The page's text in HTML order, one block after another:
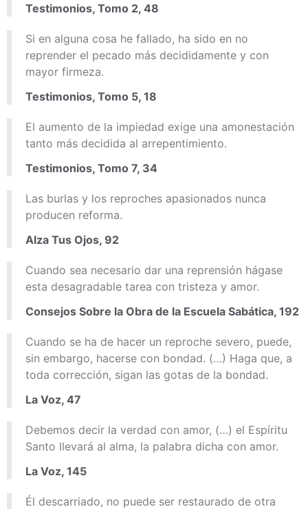
Testimonios, Tomo 2, 48
Si en alguna cosa he fallado, ha sido en no
reprender el pecado más decididamente y con
mayor firmeza.
Testimonios, Tomo 5, 18
El aumento de la impiedad exige una amonestación
tanto más decidida al arrepentimiento.
Testimonios, Tomo 7, 34
Las burlas y los reproches apasionados nunca
producen reforma.
Alza Tus Ojos, 92
Cuando sea necesario dar una reprensión hágase
esta desagradable tarea con tristeza y amor.
Consejos Sobre la Obra de la Escuela Sabática, 192
Cuando se ha de hacer un reproche severo, puede,
sin embargo, hacerse con bondad. (…) Haga que, a
toda corrección, sigan las gotas de la bondad.
La Voz, 47
Debemos decir la verdad con amor, (…) el Espíritu
Santo llevará al alma, la palabra dicha con amor.
La Voz, 145
Él descarriado, no puede ser restaurado de otra